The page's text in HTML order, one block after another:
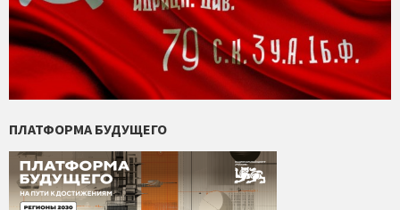
ПЛАТФОРМА БУДУЩЕГО